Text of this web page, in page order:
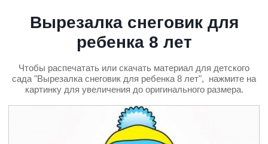
Вырезалка снеговик для
ребенка 8 лет
Чтобы распечатать или скачать материал для детского
сада "Вырезалка снеговик для ребенка 8 лет", нажмите на
картинку для увеличения до оригинального размера.